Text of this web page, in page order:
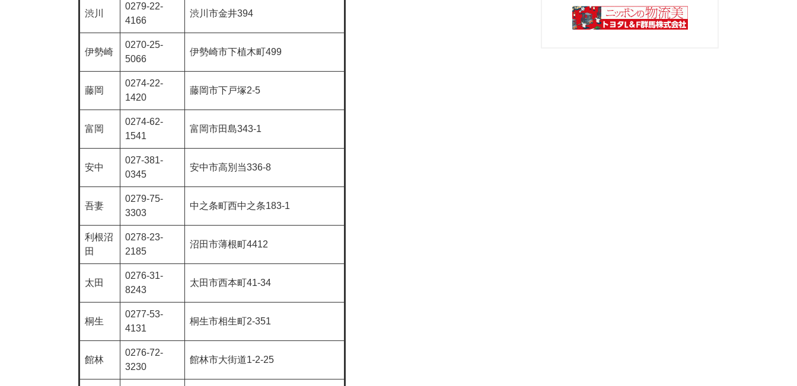
渋川
0279-22-
4166
渋川市金井394
伊勢崎
0270-25-
5066
伊勢崎市下植木町499
藤岡
0274-22-
1420
藤岡市下戸塚2-5
富岡
0274-62-
1541
富岡市田島343-1
安中
027-381-
0345
安中市高別当336-8
吾妻
0279-75-
3303
中之条町西中之条183-1
利根沼
田
0278-23-
2185
沼田市薄根町4412
太田
0276-31-
8243
太田市西本町41-34
桐生
0277-53-
4131
桐生市相生町2-351
館林
0276-72-
3230
館林市大街道1-2-25